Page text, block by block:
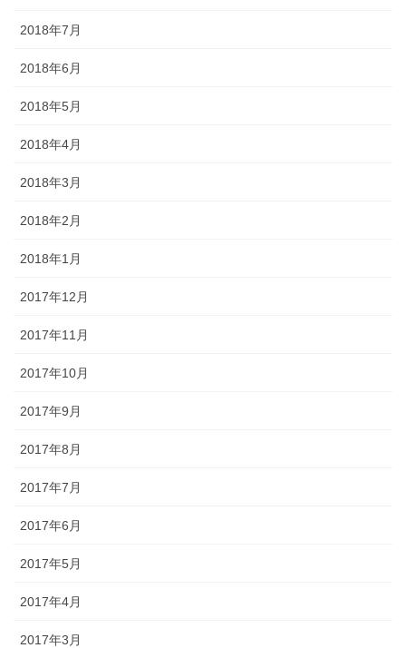
2018年7月
2018年6月
2018年5月
2018年4月
2018年3月
2018年2月
2018年1月
2017年12月
2017年11月
2017年10月
2017年9月
2017年8月
2017年7月
2017年6月
2017年5月
2017年4月
2017年3月